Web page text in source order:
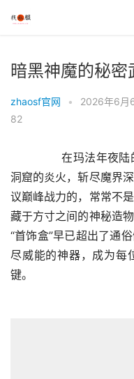
暗黑神魔的秘
zhaosf官网 • 2026年6月
82
洞窟的炎火，斩尽魔界
议巅峰战力的，常常不
藏于方寸之间的神秘造
“首饰盒”早已超出了通
尽威能的神器，成为每
键。